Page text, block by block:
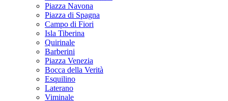
Piazza Navona
Piazza di Spagna
Campo di Fiori
Isla Tiberina
Quirinale
Barberini
Piazza Venezia
Bocca della Verità
Esquilino
Laterano
Viminale